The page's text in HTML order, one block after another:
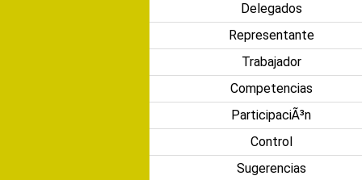
Delegados
Representante
Trabajador
Competencias
ParticipaciÃ³n
Control
Sugerencias